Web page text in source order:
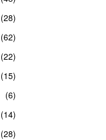
(28)
(62)
(22)
(15)
(6)
(14)
(28)